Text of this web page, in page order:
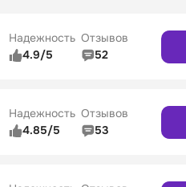
Надежность
4.9/5
Отзывов
52
Надежность
4.85/5
Отзывов
53